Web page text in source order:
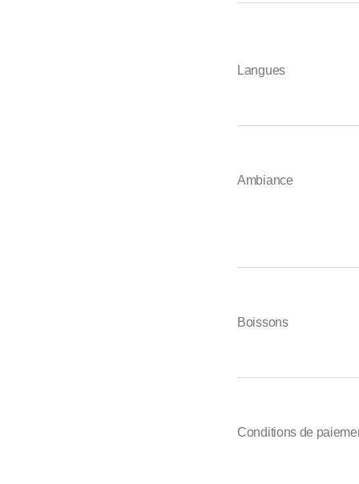
Langues
Ambiance
Boissons
Conditions de